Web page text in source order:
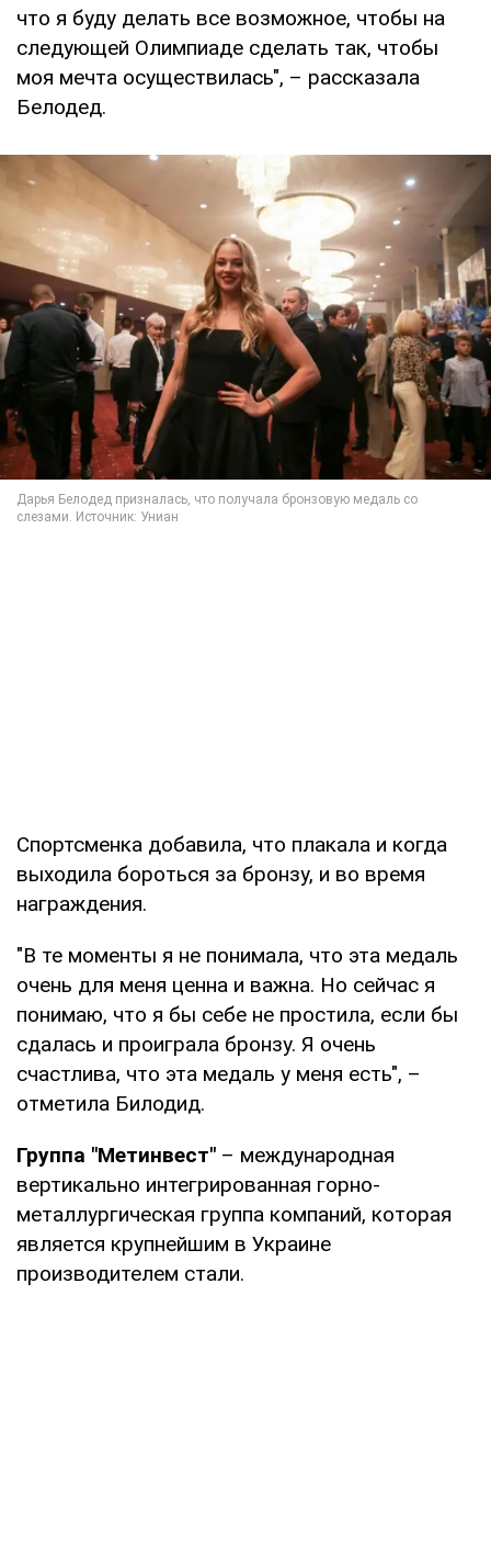
что я буду делать все возможное, чтобы на
следующей Олимпиаде сделать так, чтобы
моя мечта осуществилась", – рассказала
Белодед.
Спортсменка добавила, что плакала и когда
выходила бороться за бронзу, и во время
награждения.
"В те моменты я не понимала, что эта медаль
очень для меня ценна и важна. Но сейчас я
понимаю, что я бы себе не простила, если бы
сдалась и проиграла бронзу. Я очень
счастлива, что эта медаль у меня есть", –
отметила Билодид.
Группа "Метинвест" – международная
вертикально интегрированная горно-
металлургическая группа компаний, которая
является крупнейшим в Украине
производителем стали.